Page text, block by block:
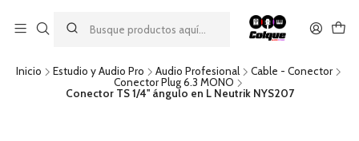
descuento por pago con transferencia bancaria
por una compra mínima de $49.990. Este descuento no es
acumulable a otras promociones ni aplicable a gastos de envío.
Inicio Estudio y Audio Pro Audio Profesional
Cable - Conector
Conector Plug 6.3 MONO
Conector TS 1/4'' ángulo en L Neutrik NYS207